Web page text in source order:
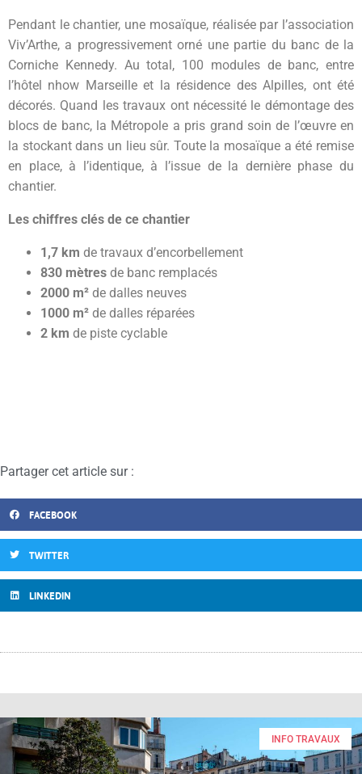
Pendant le chantier, une mosaïque, réalisée par l’association
Viv’Arthe, a progressivement orné une partie du banc de la
Corniche Kennedy. Au total, 100 modules de banc, entre
l’hôtel nhow Marseille et la résidence des Alpilles, ont été
décorés. Quand les travaux ont nécessité le démontage des
blocs de banc, la Métropole a pris grand soin de l’œuvre en
la stockant dans un lieu sûr. Toute la mosaïque a été remise
en place, à l’identique, à l’issue de la dernière phase du
chantier.
Les chiffres clés de ce chantier
1,7 km de travaux d’encorbellement
830 mètres de banc remplacés
2000 m² de dalles neuves
1000 m² de dalles réparées
2 km de piste cyclable
Partager cet article sur :
FACEBOOK
TWITTER
LINKEDIN
INFO TRAVAUX